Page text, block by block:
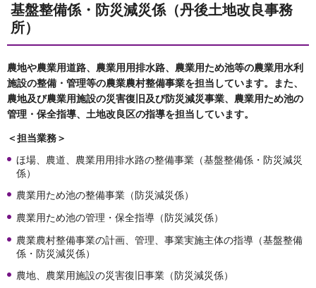
基盤整備係・防災減災係（丹後土地改良事務
所）
農地や農業用道路、農業用用排水路、農業用ため池等の農業用水利
施設の整備・管理等の農業農村整備事業を担当しています。また、
農地及び農業用施設の災害復旧及び防災減災事業、農業用ため池の
管理・保全指導、土地改良区の指導を担当しています。
＜担当業務＞
ほ場、農道、農業用用排水路の整備事業（基盤整備係・防災減災
係）
農業用ため池の整備事業（防災減災係）
農業用ため池の管理・保全指導（防災減災係）
農業農村整備事業の計画、管理、事業実施主体の指導（基盤整備
係・防災減災係）
農地、農業用施設の災害復旧事業（防災減災係）